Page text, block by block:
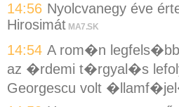
14:56 Nyolcvanegy éve
Hirosimát MA7.SK
14:54 A rom�n
az �rdemi t�rgyal�s
Georgescu volt